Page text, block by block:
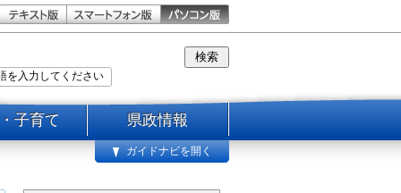
子育て 県政情報
ガイドナビを開く